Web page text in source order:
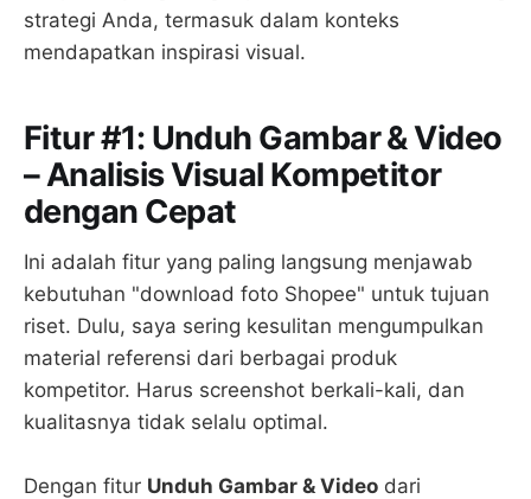
strategi Anda, termasuk dalam konteks
mendapatkan inspirasi visual.
Fitur #1: Unduh Gambar & Video
– Analisis Visual Kompetitor
dengan Cepat
Ini adalah fitur yang paling langsung menjawab
kebutuhan "download foto Shopee" untuk tujuan
riset. Dulu, saya sering kesulitan mengumpulkan
material referensi dari berbagai produk
kompetitor. Harus screenshot berkali-kali, dan
kualitasnya tidak selalu optimal.
Dengan fitur Unduh Gambar & Video dari